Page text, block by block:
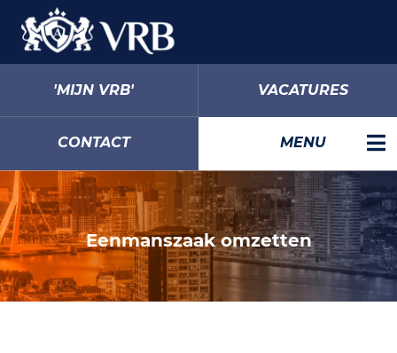
'MIJN VRB' VACATURES
CONTACT MENU
Eenmanszaak omzetten